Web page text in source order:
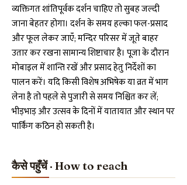
व्यक्तिगत शांतिपूर्वक दर्शन चाहिए तो सुबह जल्दी
जाना बेहतर होगा। दर्शन के समय हल्का फल-प्रसाद
और फूल लेकर जाएँ; मन्दिर परिसर में जूते बाहर
उतार कर रखना सामान्य शिष्टाचार है। पूजा के दौरान
मोबाइल में शान्ति रखें और प्रसाद हेतु निर्देशों का
पालन करें। यदि किसी विशेष अभिषेक या व्रत में भाग
लेना है तो पहले से पुजारी से समय निश्चित कर लें;
भीड़भाड़ और उत्सव के दिनों में यातायात और स्थान पर
पार्किंग कठिन हो सकती है।
कैसे पहुँचें · How to reach